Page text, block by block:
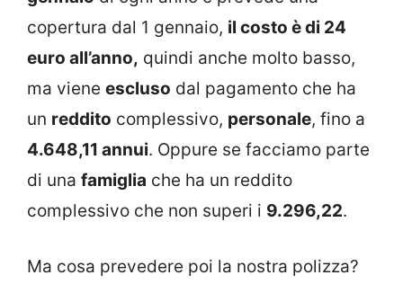
copertura dal 1 gennaio, il costo è di 24
euro all’anno, quindi anche molto basso,
ma viene escluso dal pagamento che ha
un reddito complessivo, personale, fino a
4.648,11 annui. Oppure se facciamo parte
di una famiglia che ha un reddito
complessivo che non superi i 9.296,22.
Ma cosa prevedere poi la nostra polizza?